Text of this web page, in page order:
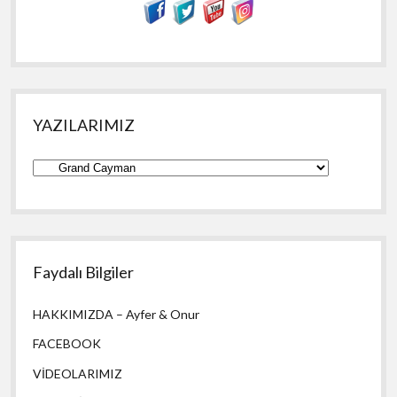
YAZILARIMIZ
YAZILARIMIZ
Faydalı Bilgiler
HAKKIMIZDA – Ayfer & Onur
FACEBOOK
VİDEOLARIMIZ